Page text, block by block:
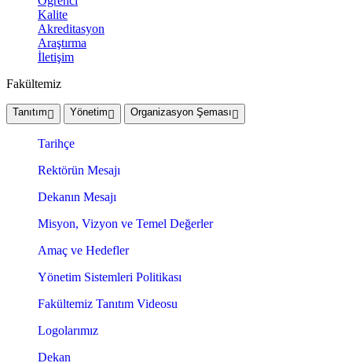
Kalite
Akreditasyon
Araştırma
İletişim
Fakültemiz
Tanıtım Yönetim Organizasyon Şeması
Tarihçe
Rektörün Mesajı
Dekanın Mesajı
Misyon, Vizyon ve Temel Değerler
Amaç ve Hedefler
Yönetim Sistemleri Politikası
Fakültemiz Tanıtım Videosu
Logolarımız
Dekan